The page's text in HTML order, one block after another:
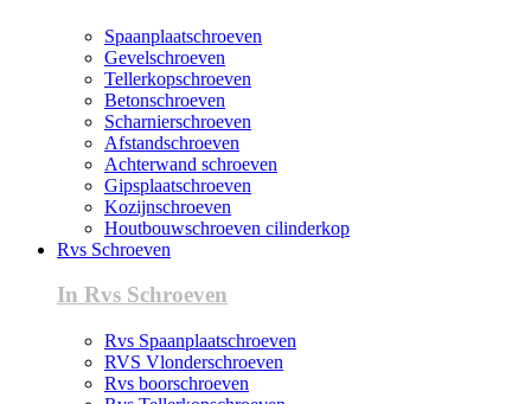
Spaanplaatschroeven
Gevelschroeven
Tellerkopschroeven
Betonschroeven
Scharnierschroeven
Afstandschroeven
Achterwand schroeven
Gipsplaatschroeven
Kozijnschroeven
Houtbouwschroeven cilinderkop
Rvs Schroeven
In Rvs Schroeven
Rvs Spaanplaatschroeven
RVS Vlonderschroeven
Rvs boorschroeven